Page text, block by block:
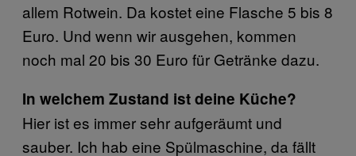
allem Rotwein. Da kostet eine Flasche 5 bis 8
Euro. Und wenn wir ausgehen, kommen
noch mal 20 bis 30 Euro für Getränke dazu.
In welchem Zustand ist deine Küche?
Hier ist es immer sehr aufgeräumt und
sauber. Ich hab eine Spülmaschine, da fällt